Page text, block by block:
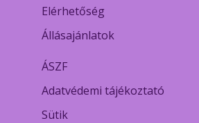
Elérhetőség
Állásajánlatok
ÁSZF
Adatvédemi tájékoztató
Sütik